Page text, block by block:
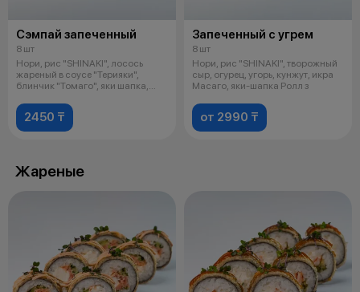
Сэмпай запеченный
8 шт
Нори, рис "SHINAKI", лосось
жареный в соусе "Терияки",
блинчик "Томаго", яки шапка,
2450 ₸
Запеченный с угрем
8 шт
Нори, рис "SHINAKI", творожный
сыр, огурец, угорь, кунжут, икра
Масаго, яки-шапка Ролл з
от 2990 ₸
Жареные